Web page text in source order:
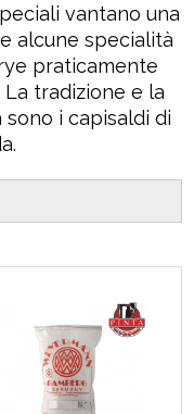
vantano una
alcune specialità
praticamente
tradizione e la
i capisaldi di